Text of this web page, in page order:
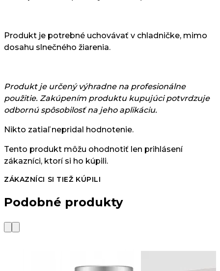
Produkt je potrebné uchovávať v chladničke, mimo
dosahu slnečného žiarenia.
Produkt je určený výhradne na profesionálne
použitie. Zakúpením produktu kupujúci potvrdzuje
odbornú spôsobilosť na jeho aplikáciu.
Nikto zatiaľ nepridal hodnotenie.
Tento produkt môžu ohodnotiť len prihlásení
zákazníci, ktorí si ho kúpili.
ZÁKAZNÍCI SI TIEŽ KÚPILI
Podobné produkty